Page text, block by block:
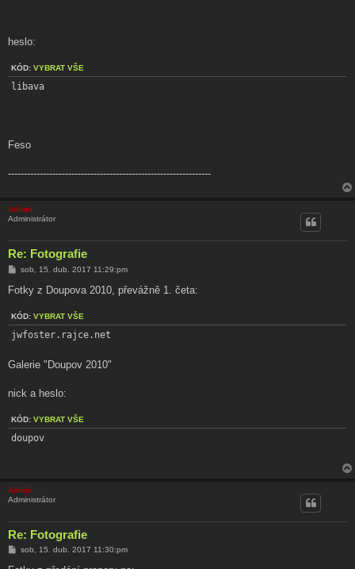
heslo:
KÓD: VYBRAT VŠE
libava
Feso
----------------------------------------------------------------
Admin
Administrátor
Re: Fotografie
P
í
ě
v
e
sob, 15. dub. 2017 11:29:pm
Fotky z Doupova 2010, převážně 1. četa:
KÓD: VYBRAT VŠE
jwfoster.rajce.net
Galerie "Doupov 2010"
nick a heslo:
KÓD: VYBRAT VŠE
doupov
Admin
Administrátor
Re: Fotografie
Psob, 15. dub. 2017 11:30:pm